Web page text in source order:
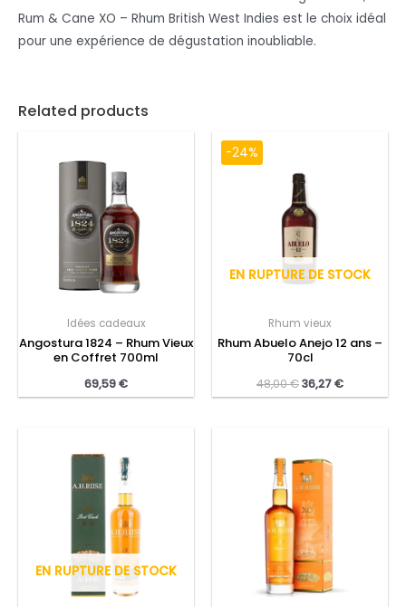
Rum & Cane XO – Rhum British West Indies est le choix idéal
pour une expérience de dégustation inoubliable.
Related products
Idées cadeaux
Angostura 1824 – Rhum Vieux
en Coffret 700ml
69,59€
-24%
EN RUPTURE DE STOCK
Rhum vieux
Rhum Abuelo Anejo 12 ans –
70cl
48,00€36,27€
EN RUPTURE DE STOCK